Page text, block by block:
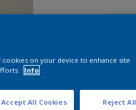
cookies on your device to enhance site
Info
Reject All
Accept All Cookies